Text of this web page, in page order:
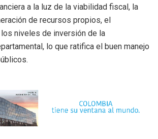
a la luz de la viabilidad fiscal, la
de recursos propios, el
niveles de inversión de la
lo que ratifica el buen manejo